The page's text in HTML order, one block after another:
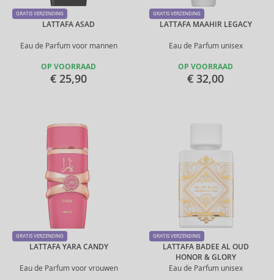
LATTAFA ASAD
Eau de Parfum voor mannen
GRATIS VERZENDING
OP VOORRAAD
€ 25,90
LATTAFA MAAHIR LEGACY
Eau de Parfum unisex
GRATIS VERZENDING
OP VOORRAAD
€ 32,00
LATTAFA YARA CANDY
Eau de Parfum voor vrouwen
GRATIS VERZENDING
LATTAFA BADEE AL OUD
HONOR & GLORY
Eau de Parfum unisex
GRATIS VERZENDING